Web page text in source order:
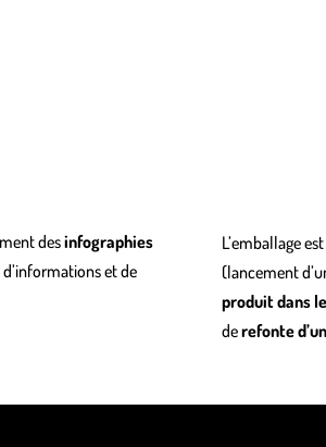
desinfographies
et de
L’emballage
(lancement
produit dans
derefonte